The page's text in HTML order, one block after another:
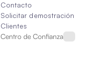
Contacto
Solicitar demostración
Clientes
Centro de Confianza